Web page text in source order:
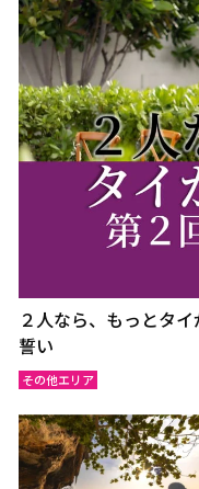
２人なら、もっとタ
誓い
その他エリア